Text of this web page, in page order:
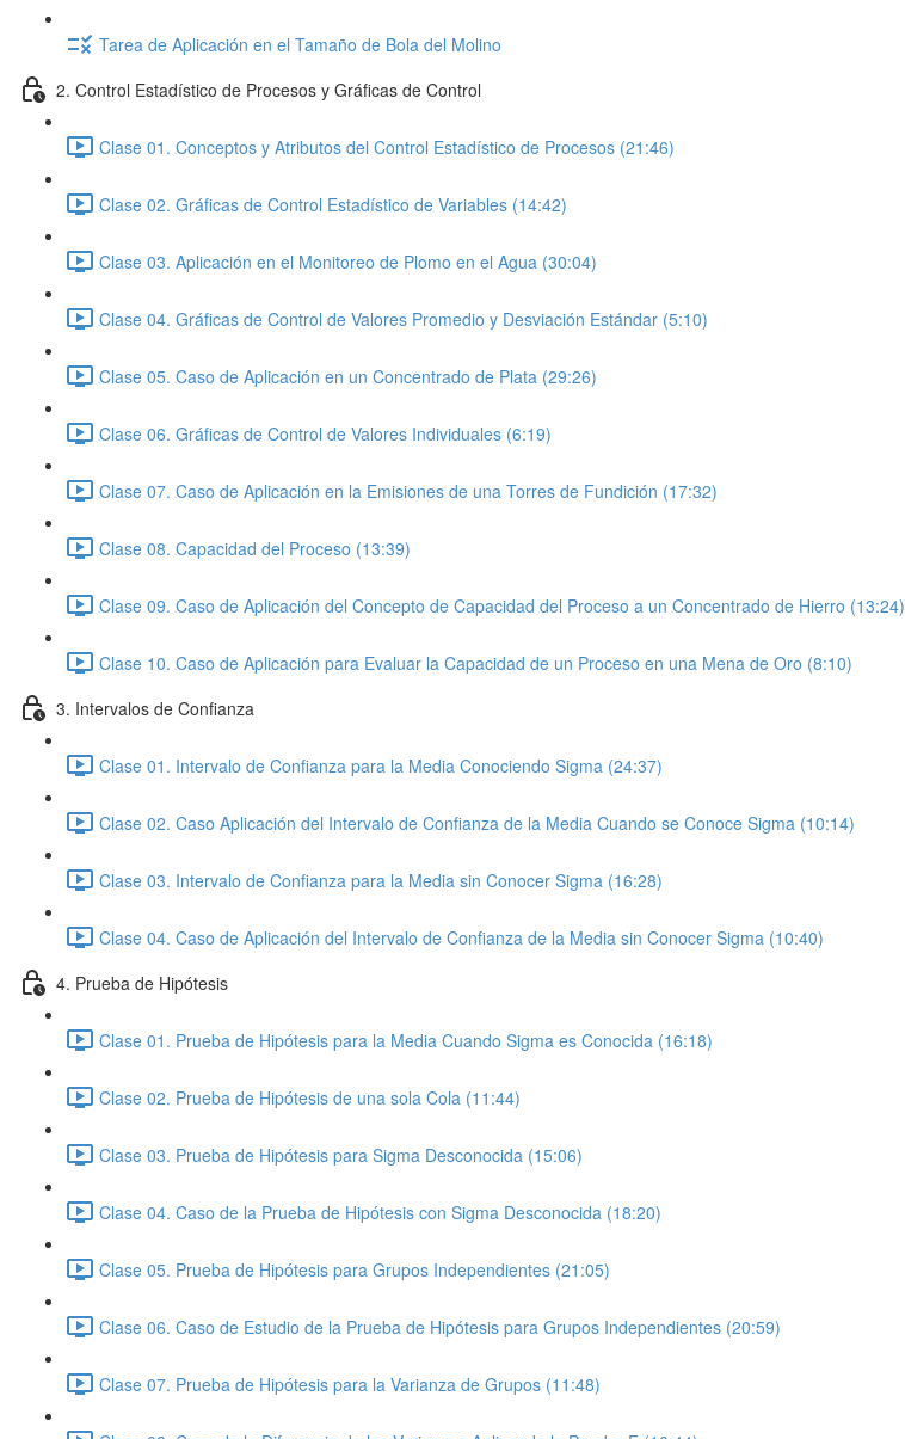
Tarea de Aplicación en el Tamaño de Bola del Molino
2. Control Estadístico de Procesos y Gráficas de Control
Clase 01. Conceptos y Atributos del Control Estadístico de Procesos (21:46)
Clase 02. Gráficas de Control Estadístico de Variables (14:42)
Clase 03. Aplicación en el Monitoreo de Plomo en el Agua (30:04)
Clase 04. Gráficas de Control de Valores Promedio y Desviación Estándar (5:10)
Clase 05. Caso de Aplicación en un Concentrado de Plata (29:26)
Clase 06. Gráficas de Control de Valores Individuales (6:19)
Clase 07. Caso de Aplicación en la Emisiones de una Torres de Fundición (17:32)
Clase 08. Capacidad del Proceso (13:39)
Clase 09. Caso de Aplicación del Concepto de Capacidad del Proceso a un Concentrado de Hierro (13:24)
Clase 10. Caso de Aplicación para Evaluar la Capacidad de un Proceso en una Mena de Oro (8:10)
3. Intervalos de Confianza
Clase 01. Intervalo de Confianza para la Media Conociendo Sigma (24:37)
Clase 02. Caso Aplicación del Intervalo de Confianza de la Media Cuando se Conoce Sigma (10:14)
Clase 03. Intervalo de Confianza para la Media sin Conocer Sigma (16:28)
Clase 04. Caso de Aplicación del Intervalo de Confianza de la Media sin Conocer Sigma (10:40)
4. Prueba de Hipótesis
Clase 01. Prueba de Hipótesis para la Media Cuando Sigma es Conocida (16:18)
Clase 02. Prueba de Hipótesis de una sola Cola (11:44)
Clase 03. Prueba de Hipótesis para Sigma Desconocida (15:06)
Clase 04. Caso de la Prueba de Hipótesis con Sigma Desconocida (18:20)
Clase 05. Prueba de Hipótesis para Grupos Independientes (21:05)
Clase 06. Caso de Estudio de la Prueba de Hipótesis para Grupos Independientes (20:59)
Clase 07. Prueba de Hipótesis para la Varianza de Grupos (11:48)